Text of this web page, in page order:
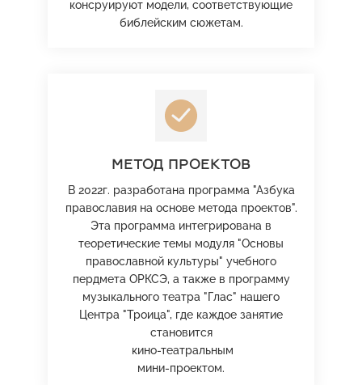
консруируют модели, соответствующие
библейским сюжетам.
МЕТОД ПРОЕКТОВ
В 2022г. разработана программа "Азбука
православия на основе метода проектов".
Эта программа интегрирована в
теоретические темы модуля "Основы
православной культуры" учебного
пердмета ОРКСЭ, а также в программу
музыкального театра "Глас" нашего
Центра "Троица", где каждое занятие
становится
кино-театральным
мини-проектом.